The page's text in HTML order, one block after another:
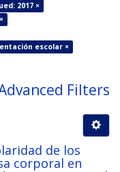
2017 ×
escolar ×
Filters
de los
corporal en